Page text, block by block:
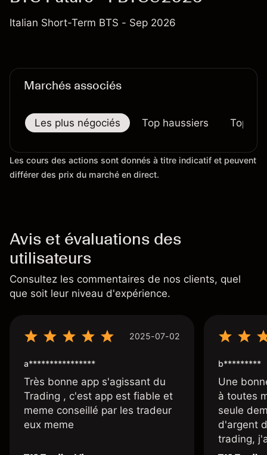
Italian Short-Term BTS - Sep 2026
Marchés associés
Les plus négociés Top haussiers Top
Les cours des actions sont donnés à titre indicatif et peuvent
différer des prix du marché en direct.
Avis et évaluations des
utilisateurs
Consultez les commentaires de nos clients, quel
que soit leur niveau d'expérience.
2025-07-02
a****************
Très bonne app s'agissant du
Trading , c'est app est fiable et
meme conseillé par les tradeur
eux meme
b*********
Une
à toutes
seule
d'argent
trading,